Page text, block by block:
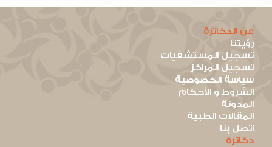
عن الدكاترة
رؤيتنا
تسجيل المستشفيات
تسجيل المراكز
سياسة الخصوصية
الشروط و الأحكام
المدونة
المقالات الطبية
اتصل بنا
دكاترة